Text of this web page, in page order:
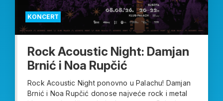
KONCERT
Rock Acoustic Night: Damjan
Brnić i Noa Rupčić
Rock Acoustic Night ponovno u Palachu! Damjan
Brnić i Noa Rupčić donose najveće rock i metal